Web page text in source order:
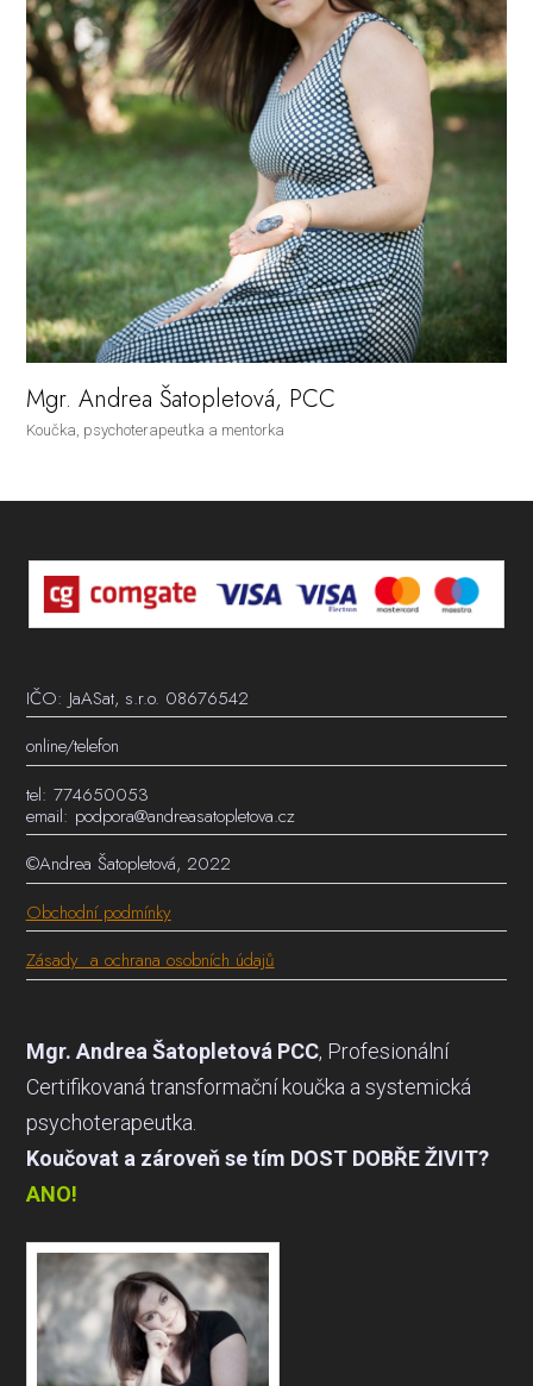
Mgr. Andrea Šatopletová, PCC
Koučka, psychoterapeutka a mentorka
IČO: JaASat, s.r.o. 08676542
online/telefon
tel: 774650053
email: podpora@andreasatopletova.cz
©Andrea Šatopletová, 2022
Obchodní podmínky
Zásady a ochrana osobních údajů
Mgr. Andrea Šatopletová PCC, Profesionální
Certifikovaná transformační koučka a systemická
psychoterapeutka.
Koučovat a zároveň se tím DOST DOBŘE ŽIVIT?
ANO!